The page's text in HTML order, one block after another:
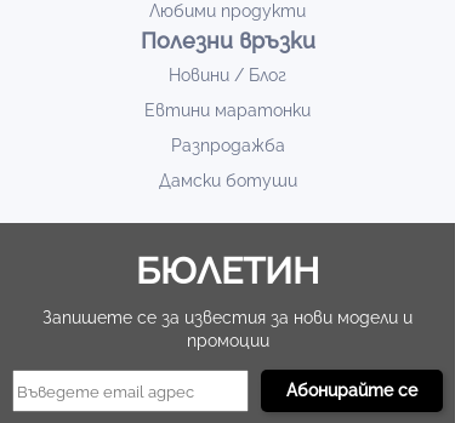
Любими продукти
Полезни връзки
Новини / Блог
Евтини маратонки
Разпродажба
Дамски ботуши
БЮЛЕТИН
Запишете се за известия за нови модели и
промоции